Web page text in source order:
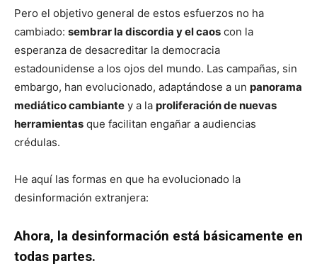
Pero el objetivo general de estos esfuerzos no ha
cambiado: sembrar la discordia y el caos con la
esperanza de desacreditar la democracia
estadounidense a los ojos del mundo. Las campañas, sin
embargo, han evolucionado, adaptándose a un panorama
mediático cambiante y a la proliferación de nuevas
herramientas que facilitan engañar a audiencias
crédulas.
He aquí las formas en que ha evolucionado la
desinformación extranjera:
Ahora, la desinformación está básicamente en
todas partes.